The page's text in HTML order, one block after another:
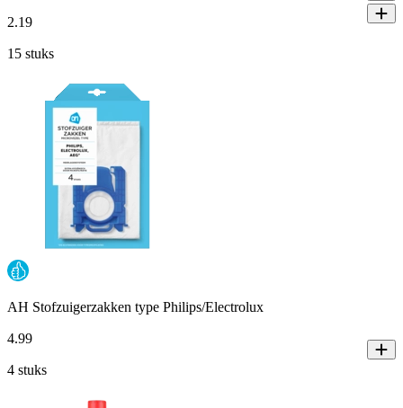
2.19
15 stuks
AH Stofzuigerzakken type Philips/Electrolux
4.99
4 stuks